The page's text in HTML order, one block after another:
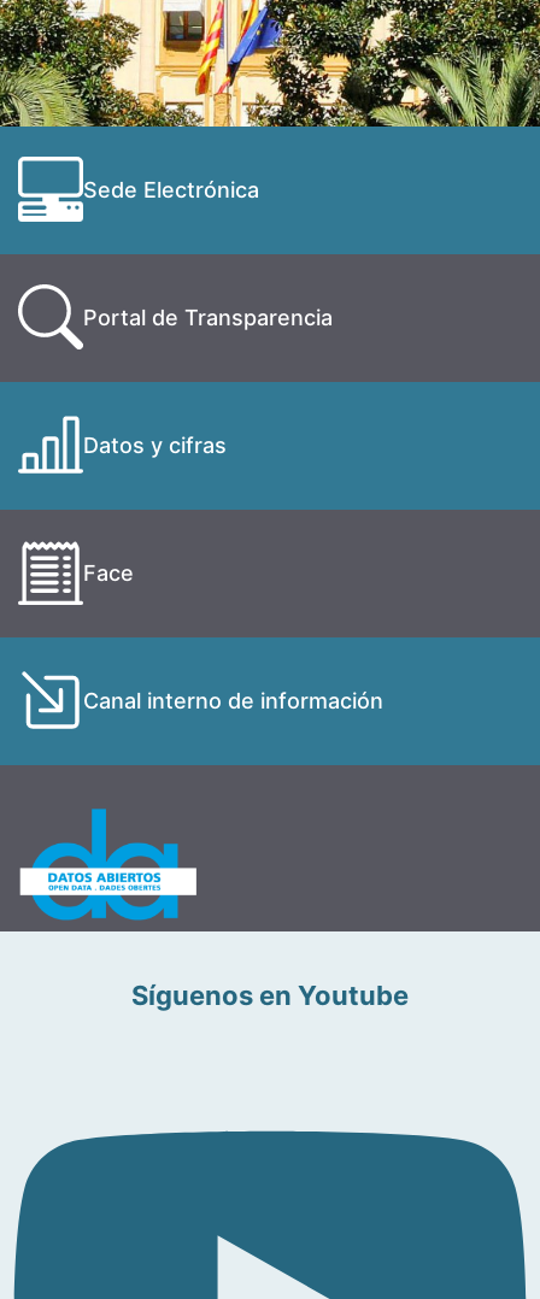
Sede Electrónica
Portal de Transparencia
Datos y cifras
Face
Canal interno de información
Síguenos en Youtube